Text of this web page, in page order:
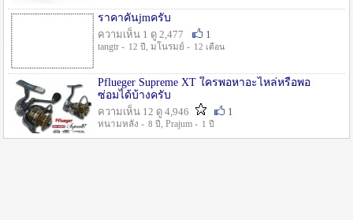
ราคาคันjmครับ
ความเห็น 1 ดู 2,477
1
tangtr - 12 ปี , มโนรมย์ - 12 เดือน
Pflueger Supreme XT ใครพอหาอะไหล่หรือพอ
ซ่อมได้บ้างครับ
ความเห็น 12 ดู 4,946
1
หนามหลัง - 8 ปี , Prajum - 1 ปี